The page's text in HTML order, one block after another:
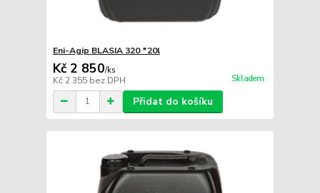
Eni-Agip BLASIA 320 *20l
Kč 2 850/ks
Kč 2 355 bez DPH Skladem
Přidat do košíku